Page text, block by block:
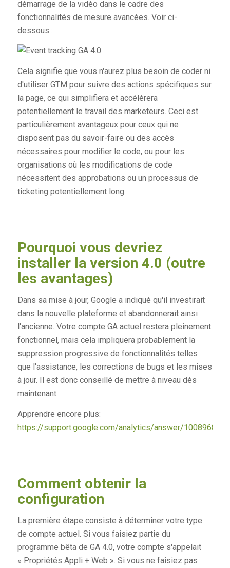
démarrage de la vidéo dans le cadre des
fonctionnalités de mesure avancées. Voir ci-
dessous :
Cela signifie que vous n'aurez plus besoin de coder ni
d'utiliser GTM pour suivre des actions spécifiques sur
la page, ce qui simplifiera et accélérera
potentiellement le travail des marketeurs. Ceci est
particulièrement avantageux pour ceux qui ne
disposent pas du savoir-faire ou des accès
nécessaires pour modifier le code, ou pour les
organisations où les modifications de code
nécessitent des approbations ou un processus de
ticketing potentiellement long.
Pourquoi vous devriez
installer la version 4.0 (outre
les avantages)
Dans sa mise à jour, Google a indiqué qu'il investirait
dans la nouvelle plateforme et abandonnerait ainsi
l'ancienne. Votre compte GA actuel restera pleinement
fonctionnel, mais cela impliquera probablement la
suppression progressive de fonctionnalités telles
que l'assistance, les corrections de bugs et les mises
à jour. Il est donc conseillé de mettre à niveau dès
maintenant.
Apprendre encore plus:
https://support.google.com/analytics/answer/
Comment obtenir la
configuration
La première étape consiste à déterminer votre type
de compte actuel. Si vous faisiez partie du
programme bêta de GA 4.0, votre compte s'appelait
« Propriétés Appli + Web ». Si vous ne faisiez pas